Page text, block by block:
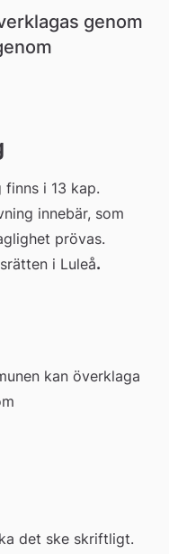
genom
i 13 kap.
innebär, som
prövas.
i Luleå
kan överklaga
det ske skriftligt.